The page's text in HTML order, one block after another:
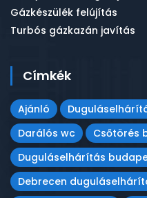
Gázkészülék felújítás
Turbós gázkazán javítás
Címkék
Ajánló
Darálós wc
Csőtörés
Duguláselhárítás
Debrecen